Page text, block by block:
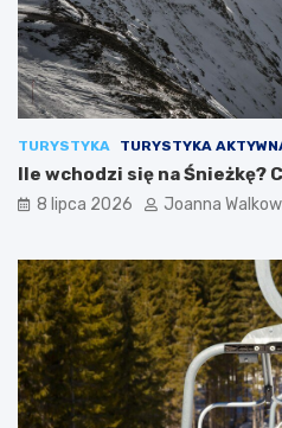
TURYSTYKA TURYSTYKA
Ile wchodzi się na Śnieżkę?
8 lipca 2026 Joanna